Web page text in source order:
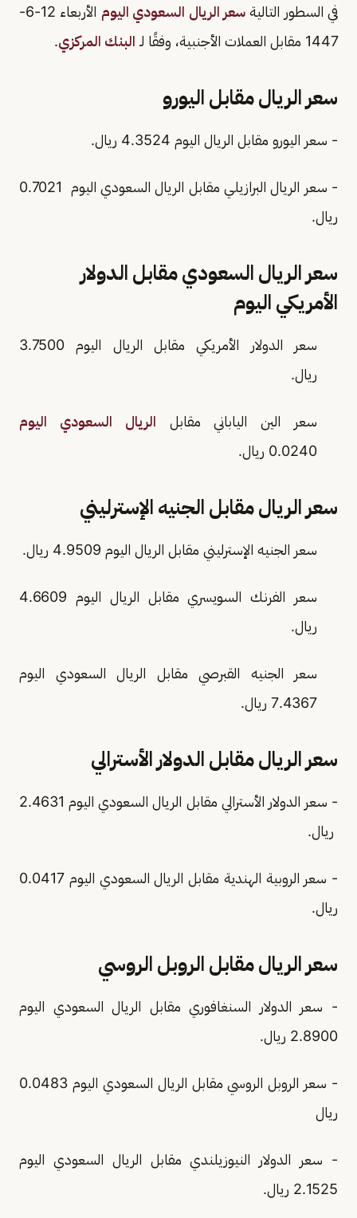
في السطور التاليةسعر الريال السعودي اليوم
الأربعاء 12-6-
1447 مقابل العملات الأجنبية، وفقًا لـ
البنك المركزي.
سعر الريال مقابل اليورو
- سعر اليورو مقابل الريال اليوم 4.3524 ريال.
- سعر الريال البرازيلي مقابل الريال السعودي اليوم 0.7021
ريال.
سعر الريال السعودي مقابل الدولار
الأمريكي اليوم
سعر الدولار الأمريكي مقابل الريال اليوم 3.7500
ريال.
سعر الين الياباني مقابل الريال السعودي اليوم
0.0240 ريال.
سعر الريال مقابل الجنيه الإسترليني
سعر الجنيه الإسترليني مقابل الريال اليوم 4.9509 ريال.
سعر الفرنك السويسري مقابل الريال اليوم 4.6609
ريال.
سعر الجنيه القبرصي مقابل الريال السعودي اليوم
7.4367 ريال.
سعر الريال مقابل الدولار الأسترالي
- سعر الدولار الأسترالي مقابل الريال السعودي اليوم 2.4631
ريال.
- سعر الروبية الهندية مقابل الريال السعودي اليوم 0.0417
ريال.
سعر الريال مقابل الروبل الروسي
- سعر الدولار السنغافوري مقابل الريال السعودي اليوم
2.8900 ريال.
- سعر الروبل الروسي مقابل الريال السعودي اليوم 0.0483
ريال
- سعر الدولار النيوزيلندي مقابل الريال السعودي اليوم
2.1525 ريال.